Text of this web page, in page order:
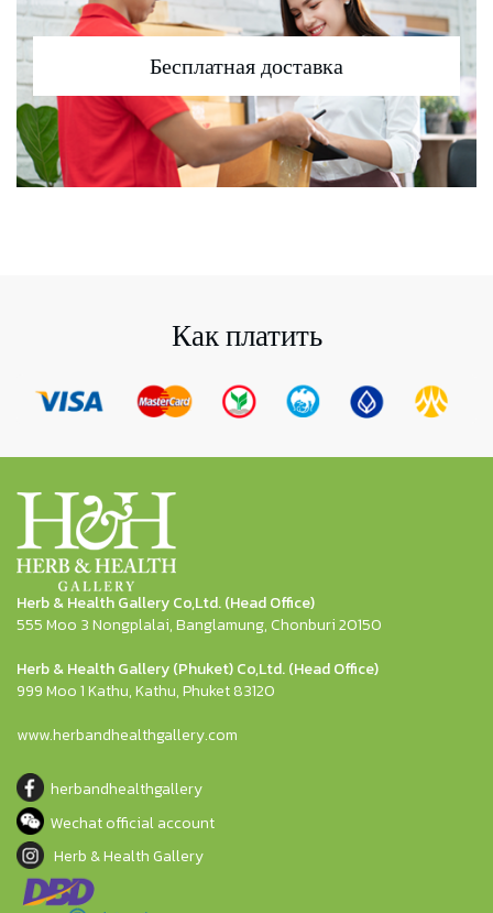
Бесплатная доставка
Как платить
Herb & Health Gallery Co,Ltd. (Head Office)
555 Moo 3 Nongplalai, Banglamung, Chonburi 20150
Herb & Health Gallery (Phuket) Co,Ltd. (Head Office)
999 Moo 1 Kathu, Kathu, Phuket 83120
www.herbandhealthgallery.com
herbandhealthgallery
Wechat official account
Herb & Health Gallery